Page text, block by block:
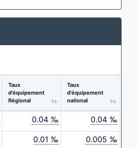
Taux
d'équipement
Régional
Taux
d'équipement
national
0.04 ‰ 0.04 ‰
0.01 ‰ 0.005 ‰